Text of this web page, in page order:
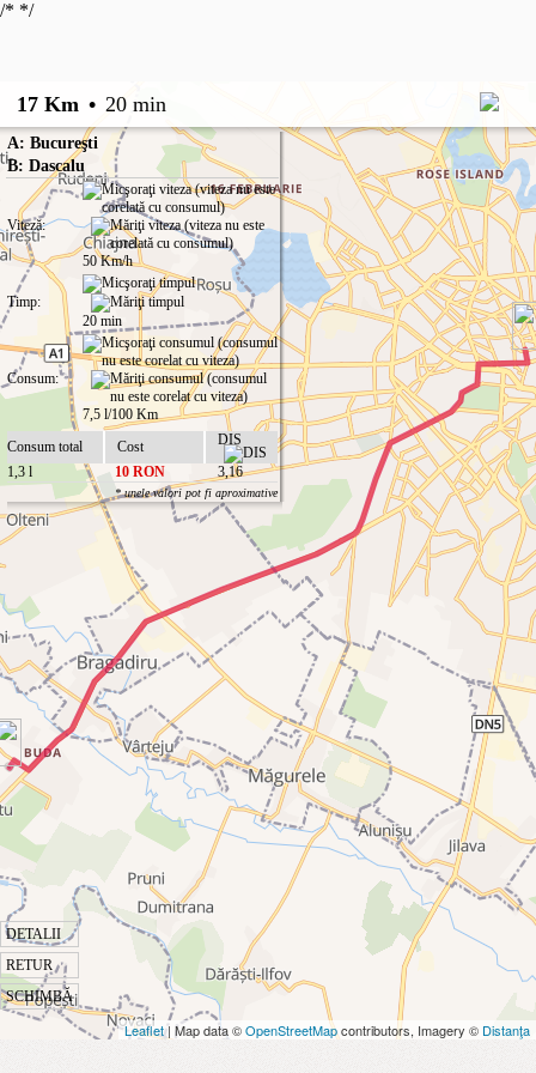
/* */
17 Km • 20 min
DETALII
RETUR
SCHIMBĂ
A: Bucureşti
B: Dascalu
Viteză:
50 Km/h
Timp:
20 min
Consum:
7,5 l/100 Km
Consum total
Cost
DIS
1,3 l
10 RON 3,16
* unele valori pot fi aproximative